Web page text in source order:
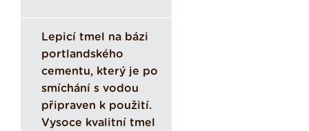
Lepicí tmel na bázi
portlandského
cementu, který je po
smíchání s vodou
připraven k použití.
Vysoce kvalitní tmel